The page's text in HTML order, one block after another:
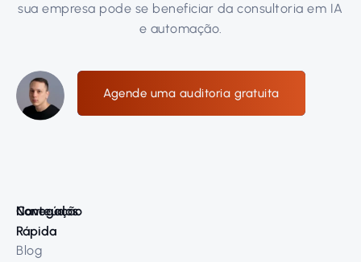
sua empresa pode se beneficiar da consultoria em IA
e automação.
Agende uma auditoria gratuita
Navegação
Rápida
Conteúdos
Blog